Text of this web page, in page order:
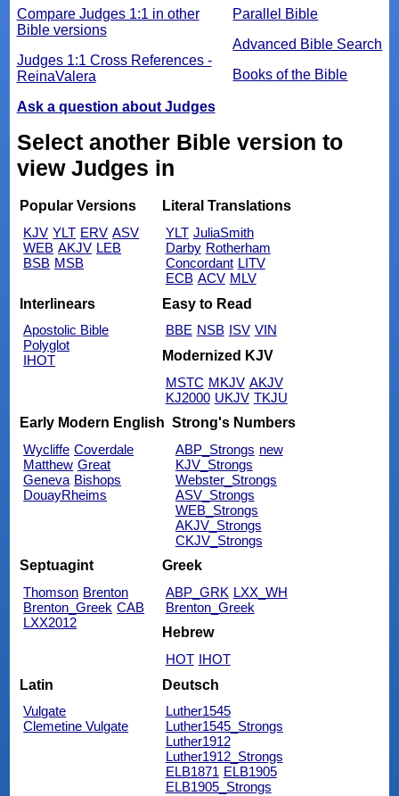
Parallel Bible
Advanced Bible Search
Books of the Bible
Compare Judges 1:1 in other
Bible versions
Judges 1:1 Cross References -
ReinaValera
Ask a question about Judges
Select another Bible version to
view Judges in
Popular Versions
KJV YLT ERV ASV
WEB AKJV LEB
BSB MSB
Literal Translations
YLT JuliaSmith
Darby Rotherham
Concordant LITV
ECB ACV MLV
Interlinears
Apostolic Bible
Polyglot
IHOT
Easy to Read
BBE NSB ISV VIN
Modernized KJV
MSTC MKJV AKJV
KJ2000 UKJV TKJU
Early Modern English
Wycliffe Coverdale
Matthew Great
Geneva Bishops
DouayRheims
Strong's Numbers
ABP_Strongs new
KJV_Strongs
Webster_Strongs
ASV_Strongs
WEB_Strongs
AKJV_Strongs
CKJV_Strongs
Septuagint
Thomson Brenton
Brenton_Greek CAB
LXX2012
Greek
ABP_GRK LXX_WH
Brenton_Greek
Hebrew
HOT IHOT
Latin
Vulgate
Clemetine Vulgate
Deutsch
Luther1545
Luther1545_Strongs
Luther1912
Luther1912_Strongs
ELB1871 ELB1905
ELB1905_Strongs